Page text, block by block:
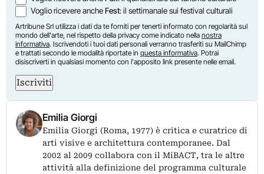
Voglio ricevere ancheFest: il settimanale sui festival culturali
Artribune Srl utilizza i dati da te forniti per tenerti informato con regolarità sul
mondo dell'arte, nel rispetto della privacy come indicato nella nostra
informativa. Iscrivendoti i tuoi dati personali verranno trasferiti su MailChimp
e trattati secondo le modalità riportate in questa informativa. Potrai
disiscriverti in qualsiasi momento con l'apposito link presente nelle email.
Iscriviti
Emilia Giorgi
Emilia Giorgi (Roma, 1977) è critica e curatrice di
arti visive e architettura contemporanee. Dal
2002 al 2009 collabora con il MiBACT, tra le altre
attività alla definizione del programma culturale